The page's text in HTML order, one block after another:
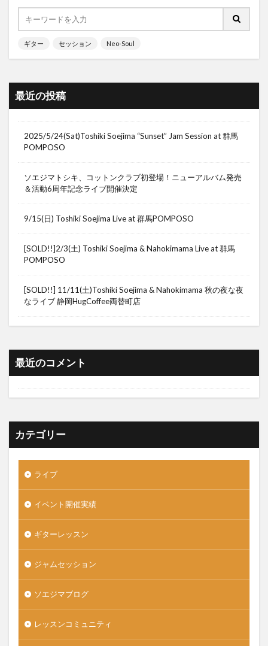
ギター セッション Neo-Soul
最近の投稿
2025/5/24(Sat)Toshiki Soejima “Sunset” Jam Session at 群馬
POMPOSO
ソエジマトシキ、コットンクラブ初登場！ニューアルバム発売
＆活動6周年記念ライブ開催決定
9/15(日) Toshiki Soejima Live at 群馬POMPOSO
[SOLD!!]2/3(土) Toshiki Soejima & Nahokimama Live at 群馬
POMPOSO
[SOLD!!] 11/11(土)Toshiki Soejima & Nahokimama 秋の夜な夜
なライブ 静岡HugCoffee両替町店
最近のコメント
カテゴリー
ライブ
イベント開催実績
ギターレッスン
ジャムセッション
ソエジマブログ
レッスンコミュニティ